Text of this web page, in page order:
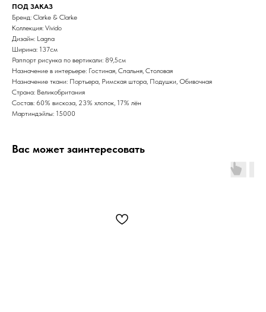
ПОД ЗАКАЗ
Бренд: Clarke & Clarke
Коллекция: Vivido
Дизайн: Lagna
Ширина: 137см
Раппорт рисунка по вертикали: 89,5см
Назначение в интерьере: Гостиная, Спальня, Столовая
Назначение ткани: Портьера, Римская штора, Подушки, Обивочная
Страна: Великобритания
Состав: 60% вискоза, 23% хлопок, 17% лён
Мартиндэйлы: 15000
Вас может заинтересовать